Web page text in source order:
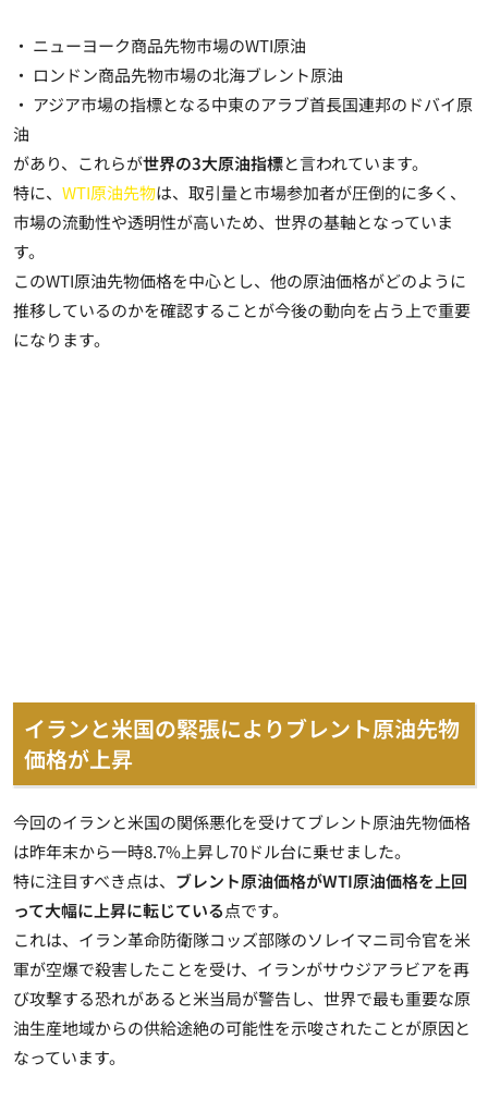
・ ニューヨーク商品先物市場のWTI原油
・ ロンドン商品先物市場の北海ブレント原油
・ アジア市場の指標となる中東のアラブ首長国連邦のドバイ原
油
があり、これらが世界の3大原油指標と言われています。
特に、 WTI原油先物は、 取引量と市場参加者が圧倒的に多く、
市場の流動性や透明性が高いため、世界の基軸となっていま
す。
このWTI原油先物価格を中心とし、他の原油価格がどのように
推移しているのかを確認することが今後の動向を占う上で重要
になります。
イランと米国の緊張によりブレント原油先物
価格が上昇
今回のイランと米国の関係悪化を受けてブレント原油先物価格
は昨年末から一時8.7%上昇し70ドル台に乗せました。
特に注目すべき点は、 ブレント原油価格がWTI原油価格を上回
って大幅に上昇に転じている点です。
これは、イラン革命防衛隊コッズ部隊のソレイマニ司令官を米
軍が空爆で殺害したことを受け、イランがサウジアラビアを再
び攻撃する恐れがあると米当局が警告し、 世界で最も重要な原
油生産地域からの供給途絶の可能性を示唆されたことが原因と
なっています。